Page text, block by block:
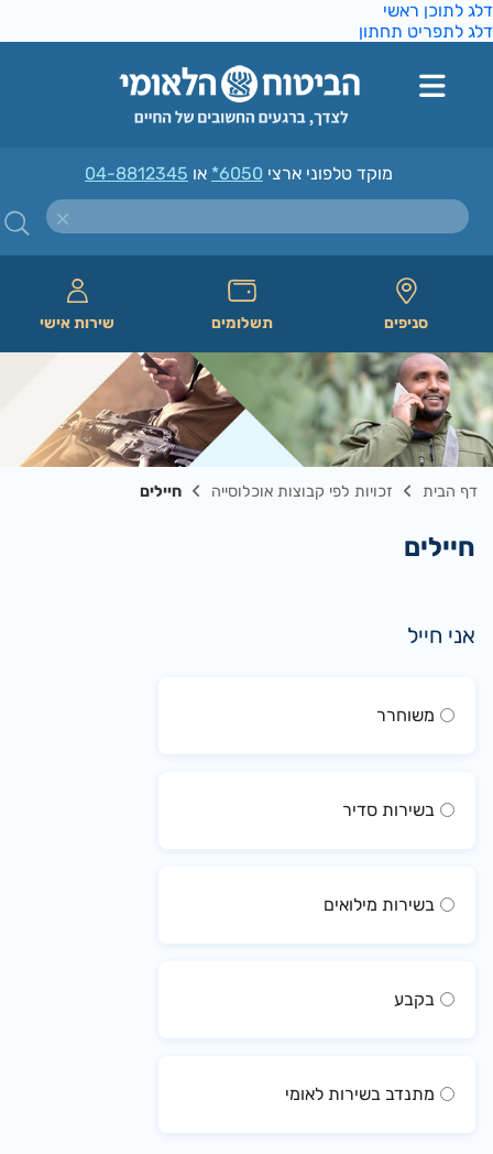
לתוכן ראשי
לתפריט תחתון
מוקד טלפוני ארצי*6050או04-8812345
סניפים תשלומים שירות אישי
דף הבית זכויות לפי קבוצות אוכלוסייה חיילים
חיילים
אני חייל
משוחרר
בשירות סדיר
בשירות מילואים
בקבע
מתנדב בשירות לאומי